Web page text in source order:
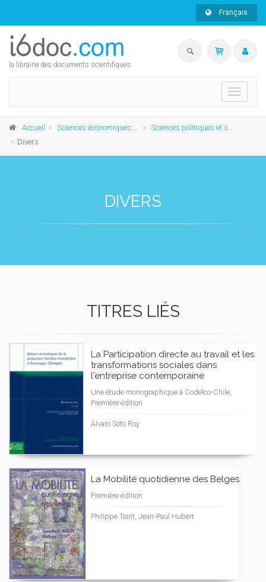
Français
la librairie des documents scientifiques
Toggle
Accueil Sciences économiques et sociales
Sciences politiques et sociales
Divers
DIVERS
TITRES LIÉS
La Participation directe au travail et les
transformations sociales dans
l'entreprise contemporaine
Une étude monographique à Codelco-Chile,
Première édition
Alvaro Soto Roy
La Mobilité quotidienne des Belges
Première édition
Philippe Toint, Jean-Paul Hubert